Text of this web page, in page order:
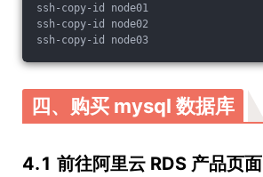
ssh-copy-id node01
ssh-copy-id node02
ssh-copy-id node03
四、购买 mysql 数据库
4.1 前往阿里云 RDS 产品页面